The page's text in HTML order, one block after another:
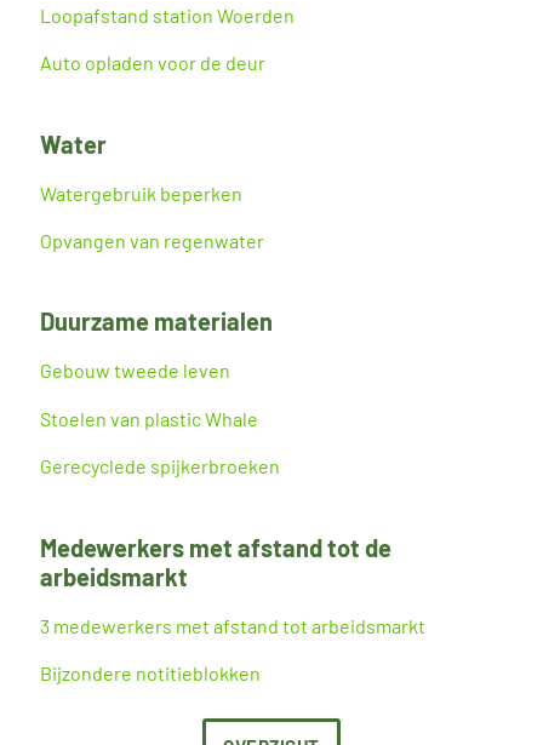
Loopafstand station Woerden
Auto opladen voor de deur
Water
Watergebruik beperken
Opvangen van regenwater
Duurzame materialen
Gebouw tweede leven
Stoelen van plastic Whale
Gerecyclede spijkerbroeken
Medewerkers met afstand tot de
arbeidsmarkt
3 medewerkers met afstand tot arbeidsmarkt
Bijzondere notitieblokken